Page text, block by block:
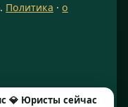
помещение 14/7
Политика ·о
💎 Юристы сейчас